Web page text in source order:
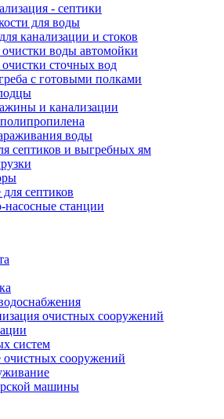
- септики
для воды
канализации и стоков
воды автомойки
сточных вод
с готовыми полками
и канализации
воды
септиков и выгребных ям
септиков
станции
очистных сооружений
систем
очистных сооружений
машины